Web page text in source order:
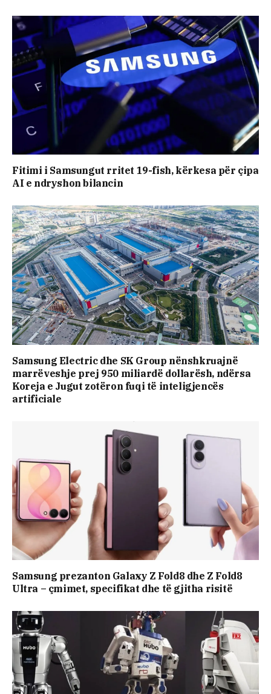
Fitimi i Samsungut rritet 19-fish, kërkesa për çipa
AI e ndryshon bilancin
Samsung Electric dhe SK Group nënshkruajnë
marrëveshje prej 950 miliardë dollarësh, ndërsa
Koreja e Jugut zotëron fuqi të inteligjencës
artificiale
Samsung prezanton Galaxy Z Fold8 dhe Z Fold8
Ultra – çmimet, specifikat dhe të gjitha risitë